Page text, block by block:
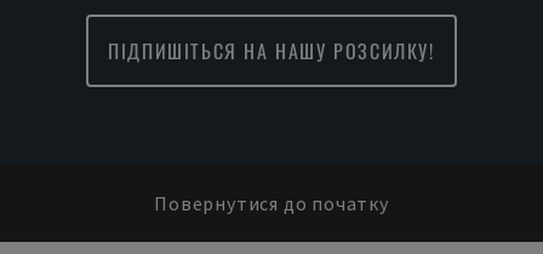
ПІДПИШІТЬСЯ НА НАШУ РОЗСИЛКУ!
Повернутися до початку